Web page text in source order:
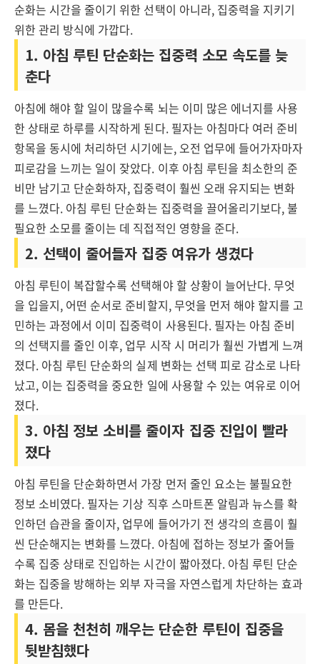
순화는 시간을 줄이기 위한 선택이 아니라, 집중력을 지키기
위한 관리 방식에 가깝다.
1. 아침 루틴 단순화는 집중력 소모 속도를 늦
춘다
아침에 해야 할 일이 많을수록 뇌는 이미 많은 에너지를 사용
한 상태로 하루를 시작하게 된다. 필자는 아침마다 여러 준비
항목을 동시에 처리하던 시기에는, 오전 업무에 들어가자마자
피로감을 느끼는 일이 잦았다. 이후 아침 루틴을 최소한의 준
비만 남기고 단순화하자, 집중력이 훨씬 오래 유지되는 변화
를 느꼈다. 아침 루틴 단순화는 집중력을 끌어올리기보다, 불
필요한 소모를 줄이는 데 직접적인 영향을 준다.
2. 선택이 줄어들자 집중 여유가 생겼다
아침 루틴이 복잡할수록 선택해야 할 상황이 늘어난다. 무엇
을 입을지, 어떤 순서로 준비할지, 무엇을 먼저 해야 할지를 고
민하는 과정에서 이미 집중력이 사용된다. 필자는 아침 준비
의 선택지를 줄인 이후, 업무 시작 시 머리가 훨씬 가볍게 느껴
졌다. 아침 루틴 단순화의 실제 변화는 선택 피로 감소로 나타
났고, 이는 집중력을 중요한 일에 사용할 수 있는 여유로 이어
졌다.
3. 아침 정보 소비를 줄이자 집중 진입이 빨라
졌다
아침 루틴을 단순화하면서 가장 먼저 줄인 요소는 불필요한
정보 소비였다. 필자는 기상 직후 스마트폰 알림과 뉴스를 확
인하던 습관을 줄이자, 업무에 들어가기 전 생각의 흐름이 훨
씬 단순해지는 변화를 느꼈다. 아침에 접하는 정보가 줄어들
수록 집중 상태로 진입하는 시간이 짧아졌다. 아침 루틴 단순
화는 집중을 방해하는 외부 자극을 자연스럽게 차단하는 효과
를 만든다.
4. 몸을 천천히 깨우는 단순한 루틴이 집중을
뒷받침했다